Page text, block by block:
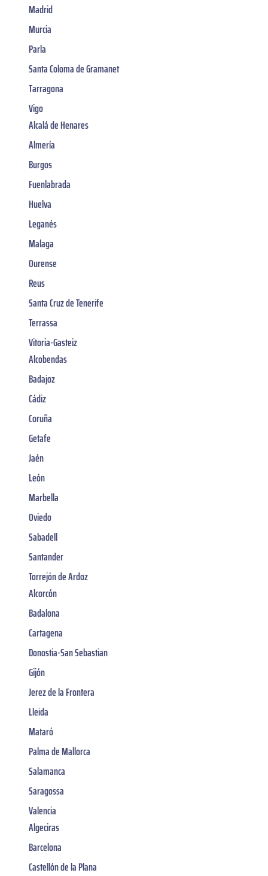
Madrid
Murcia
Parla
Santa Coloma de Gramanet
Tarragona
Vigo
Alcalá de Henares
Almería
Burgos
Fuenlabrada
Huelva
Leganés
Malaga
Ourense
Reus
Santa Cruz de Tenerife
Terrassa
Vitoria-Gasteiz
Alcobendas
Badajoz
Cádiz
Coruña
Getafe
Jaén
León
Marbella
Oviedo
Sabadell
Santander
Torrejón de Ardoz
Alcorcón
Badalona
Cartagena
Donostia-San Sebastian
Gijón
Jerez de la Frontera
Lleida
Mataró
Palma de Mallorca
Salamanca
Saragossa
Valencia
Algeciras
Barcelona
Castellón de la Plana